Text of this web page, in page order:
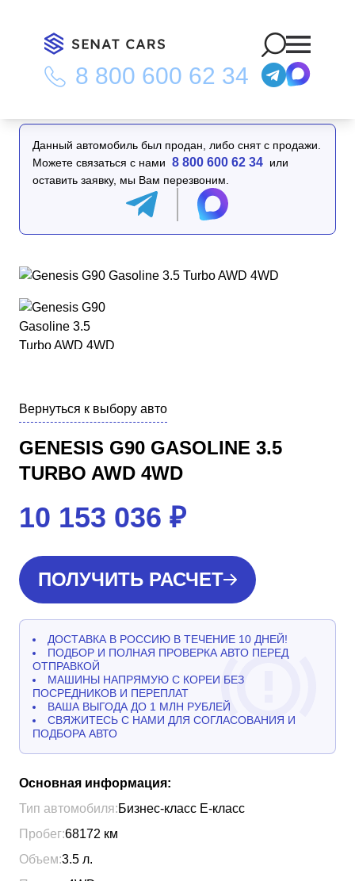
8 800 600 62 34
Главная Каталог/Genesis G90 Gasoline 3.5 Turbo AWD 4WD
Данный автомобиль был продан, либо снят с продажи.
Можете связаться с нами 8 800 600 62 34 или
оставить заявку, мы Вам перезвоним.
Вернуться к выбору авто
GENESIS G90 GASOLINE 3.5
TURBO AWD 4WD
10 153 036 ₽
ПОЛУЧИТЬ РАСЧЕТ
ДОСТАВКА В РОССИЮ В ТЕЧЕНИЕ 10 ДНЕЙ!
ПОДБОР И ПОЛНАЯ ПРОВЕРКА АВТО ПЕРЕД
ОТПРАВКОЙ
МАШИНЫ НАПРЯМУЮ С КОРЕИ БЕЗ
ПОСРЕДНИКОВ И ПЕРЕПЛАТ
ВАША ВЫГОДА ДО 1 МЛН РУБЛЕЙ
СВЯЖИТЕСЬ С НАМИ ДЛЯ СОГЛАСОВАНИЯ И
ПОДБОРА АВТО
Основная информация:
Тип автомобиля:Бизнес-класс Е-класс
Пробег:68172 км
Объем:3.5 л.